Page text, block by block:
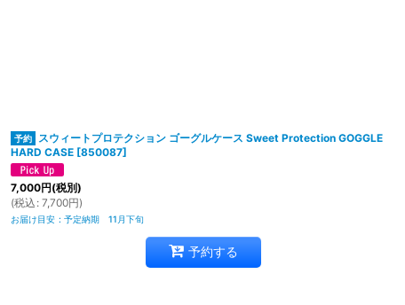
スウィートプロテクション ゴーグルケース Sweet Protection GOGGLE
HARD CASE [850087]
7,000円(税別)
(税込 : 7,700円)
お届け目安 : 予定納期 11月下旬
予約する